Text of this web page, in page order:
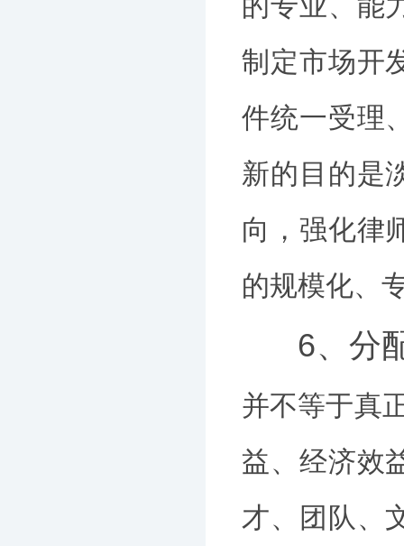
制定市场开
件统一受理
新的目的是
向，强化律
的规模化、
6、分
并不等于真
益、经济效
才、团队、